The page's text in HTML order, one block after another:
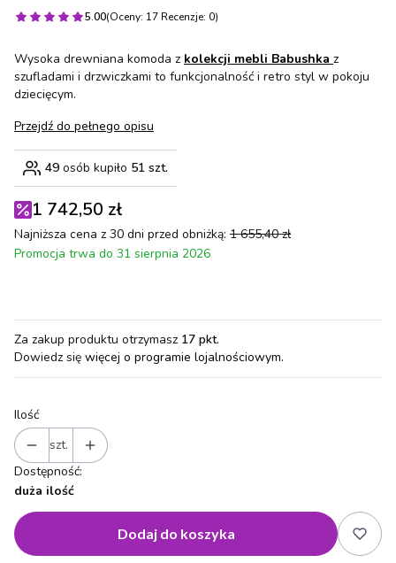
5.00(Oceny: 17 Recenzje: 0)
Wysoka drewniana komoda z kolekcji mebli Babushka z
szufladami i drzwiczkami to funkcjonalność i retro styl w pokoju
dziecięcym.
Przejdź do pełnego opisu
49 osób kupiło 51 szt.
1 742,50 zł
Najniższa cena z 30 dni przed obniżką: 1 655,40 zł
Promocja trwa do 31 sierpnia 2026
Za zakup produktu otrzymasz 17 pkt.
Dowiedz się więcej o programie lojalnościowym.
Ilość
szt.
Dostępność:
duża ilość
Dodaj do koszyka